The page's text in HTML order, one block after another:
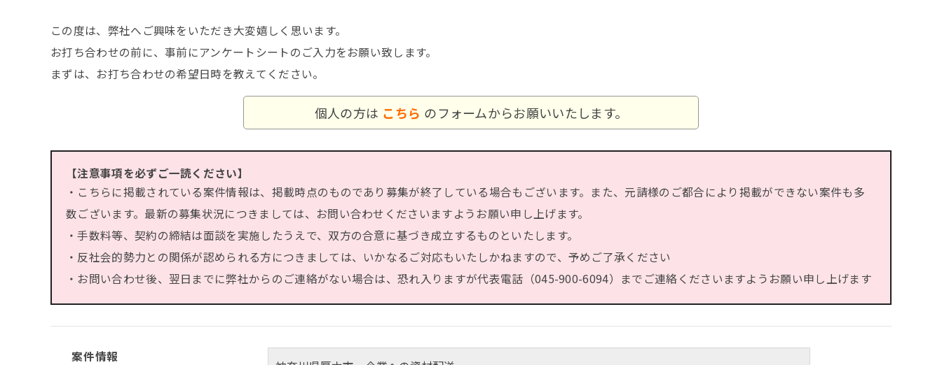
この度は、弊社へご興味をいただき大変嬉しく思います。
お打ち合わせの前に、事前にアンケートシートのご入力をお願い致します。
まずは、お打ち合わせの希望日時を教えてください。
個人の方は こちら のフォームからお願いいたします。
【注意事項を必ずご一読ください】
・こちらに掲載されている案件情報は、掲載時点のものであり募集が終了している場合もございます。また、元請様のご都合により掲載ができない案件も多
数ございます。最新の募集状況につきましては、お問い合わせくださいますようお願い申し上げます。
・手数料等、契約の締結は面談を実施したうえで、双方の合意に基づき成立するものといたします。
・反社会的勢力との関係が認められる方につきましては、いかなるご対応もいたしかねますので、予めご了承ください
・お問い合わせ後、翌日までに弊社からのご連絡がない場合は、恐れ入りますが代表電話（045-900-6094）までご連絡くださいますようお願い申し上げます
案件情報